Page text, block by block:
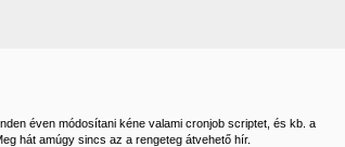
éven módosítani kéne valami cronjob scriptet, és kb. a
hát amúgy sincs az a rengeteg átvehető hír.